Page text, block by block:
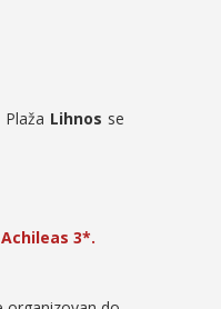
Lihnos se
Achileas 3*.